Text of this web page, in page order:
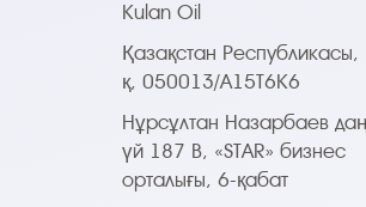
Kulan Oil
Қазақстан Республикасы,
қ, 050013/A15T6K6
Нұрсұлтан Назарбаев
үй 187 B, «STAR» бизнес
орталығы, 6-қабат